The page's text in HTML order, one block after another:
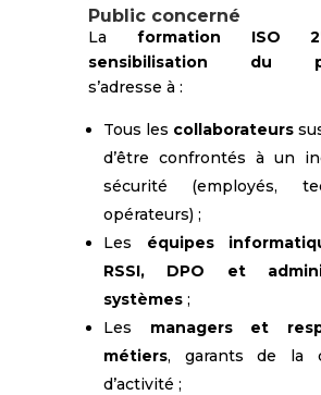
Public concerné
La formation ISO
sensibilisation du
s’adresse à :
Tous les collaborateurs
d’être confrontés à un
sécurité (employés,
opérateurs) ;
Les équipes
RSSI, DPO et
systèmes;
Les managers et
métiers, garants de la
d’activité ;